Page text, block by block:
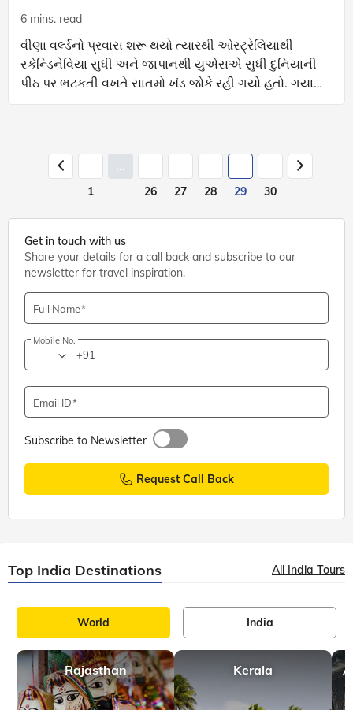
6 mins. read
વીણા વર્લ્ડનો પ્રવાસ શરૂ થયો ત્યારથી ઓસ્ટ્રેલિયાથી
સ્કેન્ડિનેવિયા સુધી અને જાપાનથી યુએસએ સુધી દુનિયાની
પીઠ પર ભટકતી વખતે સાતમો ખંડ જોકે રહી ગયો હતો. ગયા
વર્ષે તે સાતમા ખંડ પર, એટલે કે, એન્ટાર્કટિકા પર
1
...
26
27 28 29 30
Get in touch with us
Share your details for a call back and subscribe to our
newsletter for travel inspiration.
Full Name
Mobile No.
+91
Email ID
Subscribe to Newsletter
Request Call Back
Top India Destinations All India Tours
World India
Rajasthan Kerala